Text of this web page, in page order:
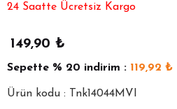
24 Saatte Ücretsiz Kargo
149,90 ₺
Sepette % 20 indirim : 119,92 ₺
Ürün kodu : Tnk14044MVI